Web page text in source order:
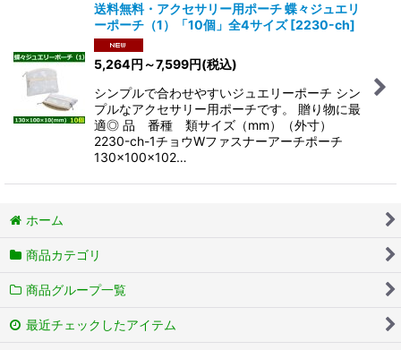
送料無料・アクセサリー用ポーチ 蝶々ジュエリ
ーポーチ（1）「10個」全4サイズ [2230-ch]
5,264円 ～7,599円(税込)
シンプルで合わせやすいジュエリーポーチ シン
プルなアクセサリー用ポーチです。 贈り物に最
適◎ 品 番種 類サイズ（mm）（外寸）
2230-ch-1チョウWファスナーアーチポーチ
130×100×102…
ホーム
商品カテゴリ
商品グループ一覧
最近チェックしたアイテム